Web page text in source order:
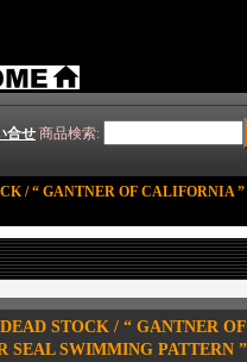
合せ 商品検索:
/ “ GANTNER OF CALIFORNIA
DEAD STOCK / “ GANTNER
SEAL SWIMMING PATTERN